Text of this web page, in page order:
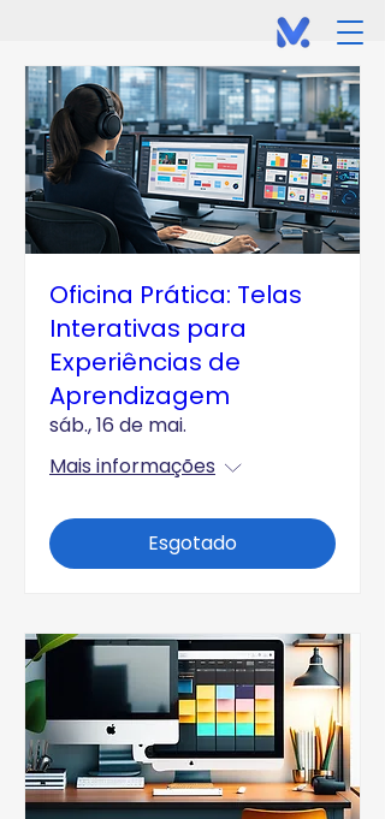
Oficina Prática: Telas
Interativas para
Experiências de
Aprendizagem
sáb., 16 de mai.
Mais informações
Esgotado